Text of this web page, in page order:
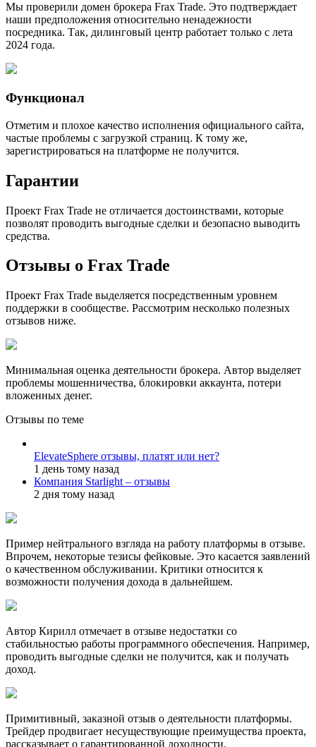
Мы проверили домен брокера Frax Trade. Это подтверждает
наши предположения относительно ненадежности
посредника. Так, дилинговый центр работает только с лета
2024 года.
Функционал
Отметим и плохое качество исполнения официального сайта,
частые проблемы с загрузкой страниц. К тому же,
зарегистрироваться на платформе не получится.
Гарантии
Проект Frax Trade не отличается достоинствами, которые
позволят проводить выгодные сделки и безопасно выводить
средства.
Отзывы о Frax Trade
Проект Frax Trade выделяется посредственным уровнем
поддержки в сообществе. Рассмотрим несколько полезных
отзывов ниже.
Минимальная оценка деятельности брокера. Автор выделяет
проблемы мошенничества, блокировки аккаунта, потери
вложенных денег.
Отзывы по теме
ElevateSphere отзывы, платят или нет?
1 день тому назад
Компания Starlight – отзывы
2 дня тому назад
Пример нейтрального взгляда на работу платформы в отзыве.
Впрочем, некоторые тезисы фейковые. Это касается заявлений
о качественном обслуживании. Критики относится к
возможности получения дохода в дальнейшем.
Автор Кирилл отмечает в отзыве недостатки со
стабильностью работы программного обеспечения. Например,
проводить выгодные сделки не получится, как и получать
доход.
Примитивный, заказной отзыв о деятельности платформы.
Трейдер продвигает несуществующие преимущества проекта,
рассказывает о гарантированной доходности.